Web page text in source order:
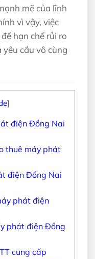
mẽ của lĩnh
vì vậy, việc
hạn chế rủi ro
cầu vô cùng
]
điện Đồng Nai
thuê máy phát
điện Đồng Nai
phát điện
phát điện Đồng
cung cấp